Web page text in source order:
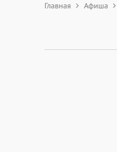
Главная Афиша